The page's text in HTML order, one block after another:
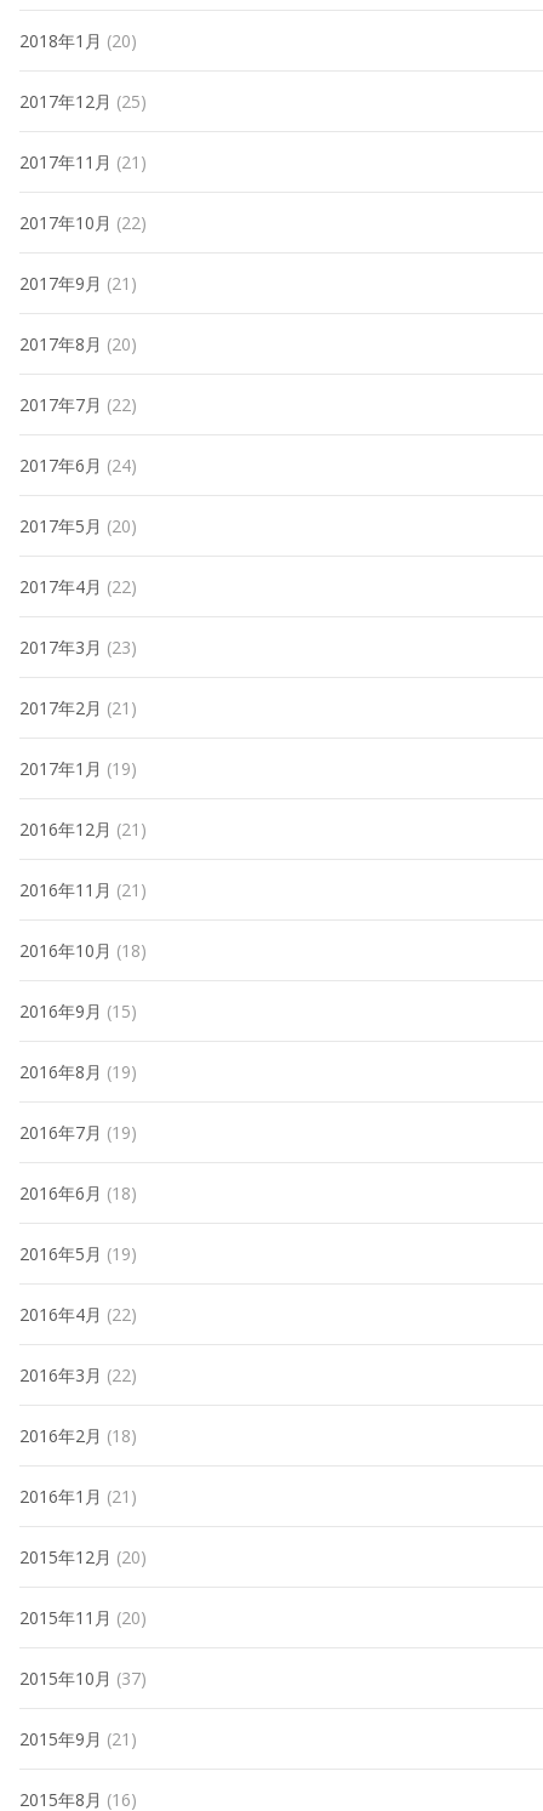
2018年1月 (20)
2017年12月 (25)
2017年11月 (21)
2017年10月 (22)
2017年9月 (21)
2017年8月 (20)
2017年7月 (22)
2017年6月 (24)
2017年5月 (20)
2017年4月 (22)
2017年3月 (23)
2017年2月 (21)
2017年1月 (19)
2016年12月 (21)
2016年11月 (21)
2016年10月 (18)
2016年9月 (15)
2016年8月 (19)
2016年7月 (19)
2016年6月 (18)
2016年5月 (19)
2016年4月 (22)
2016年3月 (22)
2016年2月 (18)
2016年1月 (21)
2015年12月 (20)
2015年11月 (20)
2015年10月 (37)
2015年9月 (21)
2015年8月 (16)